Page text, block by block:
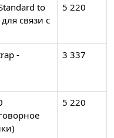
to
связи с
5 220
-
3 337
5 220